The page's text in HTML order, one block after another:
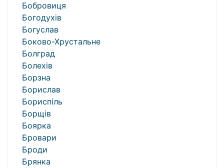
Бобровиця
Богодухів
Богуслав
Боково-Хрустальне
Болград
Болехів
Борзна
Борислав
Бориспіль
Борщів
Боярка
Бровари
Броди
Брянка